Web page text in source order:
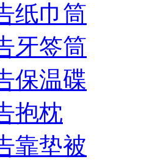
纸巾筒
牙签筒
保温碟
抱枕
靠垫被